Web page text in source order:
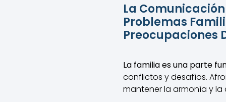
La
Problemas
Preocupaciones
La familia es una parte
conflictos y desafíos.
mantener la armonía y